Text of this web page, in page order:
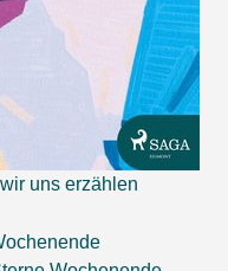
uns erzählen